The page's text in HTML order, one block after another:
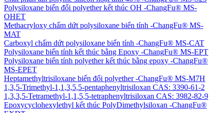
Polysiloxane biến đổi polyether kết thúc OH -ChangFu® MS-
OHET
Methacryloxy chấm dứt polysiloxane biến tính -ChangFu® MS-
MAT
Carboxyl chấm dứt polysiloxane biến tính -ChangFu® MS-CAT
Polysiloxane biến tính kết thúc bằng Epoxy -ChangFu® MS-EPT
Polysiloxane biến tính polyether kết thúc bằng epoxy -ChangFu®
MS-EPET
Heptamethyltrisiloxane biến đổi polyether -ChangFu® MS-M7H
1,3,5-Trimethyl-1,1,3,5,5-pentaphenyltrisiloxan CAS: 3390-61-2
1,3,3,5-Tetramethyl-1,1,5,5-tetraphenyltrisiloxan CAS: 3982-82-9
Epoxycyclohexylethyl kết thúc PolyDimethylsiloxan -ChangFu®